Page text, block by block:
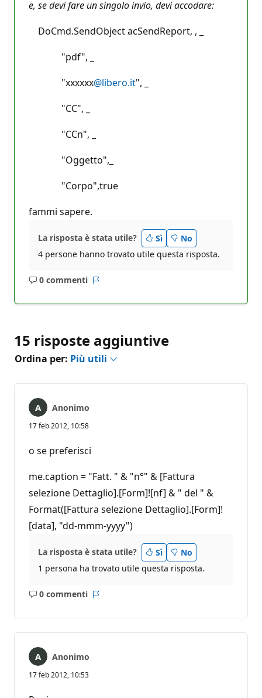
e, se devi fare un singolo invio, devi accodare:
DoCmd.SendObject acSendReport, , _
"pdf", _
"xxxxxx@libero.it", _
"CC", _
"CCn", _
"Oggetto",_
"Corpo",true
fammi sapere.
La risposta è stata utile? Sì
No
4 persone hanno trovato utile questa risposta.
0 commenti
Nessun
15 risposte aggiuntive
Ordina per: Più utili
Anonimo
17 feb 2012, 10:58
o se preferisci
me.caption = "Fatt. " & "n°" & [Fattura
selezione Dettaglio].[Form]![nf] & " del " &
Format([Fattura selezione Dettaglio].[Form]!
[data], "dd-mmm-yyyy")
La risposta è stata utile? Sì
No
1 persona ha trovato utile questa risposta.
0 commenti
Nessun
Anonimo
17 feb 2012, 10:53